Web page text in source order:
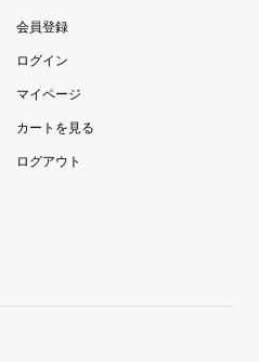
会員登録
ログイン
マイページ
カートを見る
ログアウト